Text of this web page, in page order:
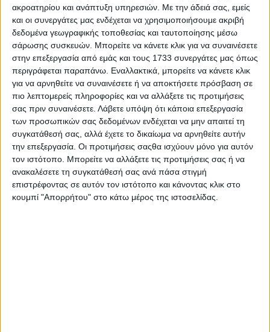
ακροατηρίου και ανάπτυξη υπηρεσιών. Με την άδειά σας, εμείς
και οι συνεργάτες μας ενδέχεται να χρησιμοποιήσουμε ακριβή
δεδομένα γεωγραφικής τοποθεσίας και ταυτοποίησης μέσω
σάρωσης συσκευών. Μπορείτε να κάνετε κλικ για να συναινέσετε
στην επεξεργασία από εμάς και τους 1733 συνεργάτες μας όπως
περιγράφεται παραπάνω. Εναλλακτικά, μπορείτε να κάνετε κλικ
για να αρνηθείτε να συναινέσετε ή να αποκτήσετε πρόσβαση σε
πιο λεπτομερείς πληροφορίες και να αλλάξετε τις προτιμήσεις
σας πριν συναινέσετε. Λάβετε υπόψη ότι κάποια επεξεργασία
των προσωπικών σας δεδομένων ενδέχεται να μην απαιτεί τη
συγκατάθεσή σας, αλλά έχετε το δικαίωμα να αρνηθείτε αυτήν
την επεξεργασία. Οι προτιμήσεις σαςθα ισχύουν μόνο για αυτόν
τον ιστότοπο. Μπορείτε να αλλάξετε τις προτιμήσεις σας ή να
ανακαλέσετε τη συγκατάθεσή σας ανά πάσα στιγμή
επιστρέφοντας σε αυτόν τον ιστότοπο και κάνοντας κλικ στο
κουμπί "Απορρήτου" στο κάτω μέρος της ιστοσελίδας.
6 Αυγούστου, 2026
Κεντρικό Δελτίο Ειδήσεων
06.08.2026